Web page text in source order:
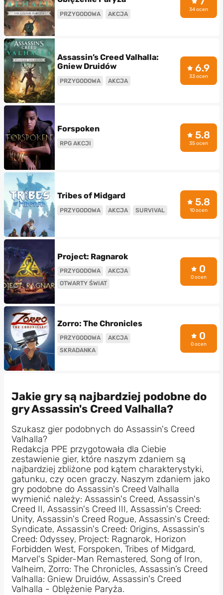
PRZYGODOWA AKCJA
34 ocen
Assassin’s Creed Valhalla:
Gniew Druidów
PRZYGODOWA AKCJA
6.9
33 ocen
Forspoken
RPG AKCJI
5.8
35 ocen
Tribes of Midgard
PRZYGODOWA AKCJA SURVIVAL
5.8
10 ocen
Project: Ragnarok
PRZYGODOWA
AKCJA
OTWARTY ŚWIAT
0
0 ocen
Zorro: The Chronicles
PRZYGODOWA
AKCJA
SKRADANKA
0
0 ocen
Jakie gry są najbardziej podobne do
gry Assassin's Creed Valhalla?
Szukasz gier podobnych do Assassin's Creed
Valhalla?
Redakcja PPE przygotowała dla Ciebie
zestawienie gier, które naszym zdaniem są
najbardziej zbliżone pod kątem charakterystyki,
gatunku, czy ocen graczy. Naszym zdaniem jako
gry podobne do Assassin's Creed Valhalla
wymienić należy: Assassin's Creed, Assassin's
Creed II, Assassin's Creed III, Assassin's Creed:
Unity, Assassin's Creed Rogue, Assassin's Creed:
Syndicate, Assassin's Creed: Origins, Assassin's
Creed: Odyssey, Project: Ragnarok, Horizon
Forbidden West, Forspoken, Tribes of Midgard,
Marvel's Spider-Man Remastered, Song of Iron,
Valheim, Zorro: The Chronicles, Assassin’s Creed
Valhalla: Gniew Druidów, Assassin's Creed
Valhalla - Oblężenie Paryża.